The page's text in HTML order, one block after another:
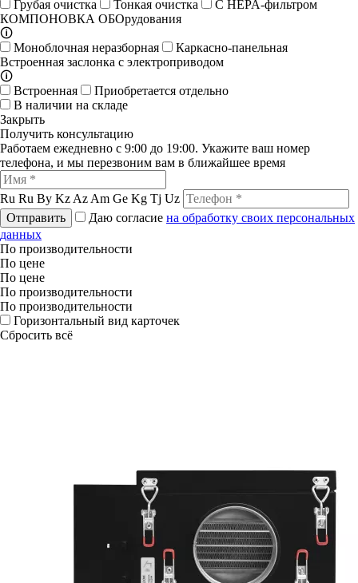
Грубая очистка Тонкая очистка
С HEPA-фильтром
КОМПОНОВКА ОБОрудования
🛈
Моноблочная неразборная
Каркасно-панельная
Встроенная заслонка с электроприводом
🛈
Встроенная
Приобретается отдельно
В наличии на складе
Закрыть
Получить консультацию
Работаем ежедневно с 9:00 до 19:00. Укажите ваш номер
телефона, и мы перезвоним вам в ближайшее время
Ru Ru By Kz Az Am Ge Kg Tj Uz
Отправить
Даю согласие на обработку своих персональных
данных
По производительности
По цене
По цене
По производительности
По производительности
Горизонтальный вид карточек
Сбросить всё